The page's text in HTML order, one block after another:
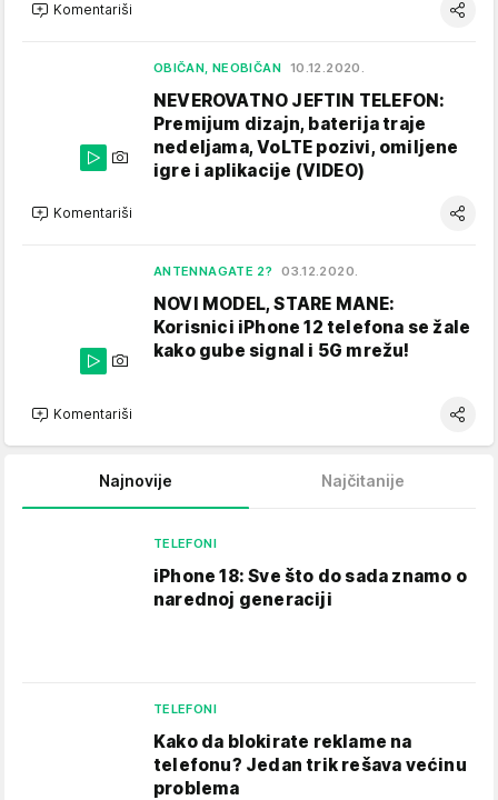
Komentariši
OBIČAN, NEOBIČAN 10.12.2020.
NEVEROVATNO JEFTIN TELEFON:
Premijum dizajn, baterija traje
nedeljama, VoLTE pozivi, omiljene
igre i aplikacije (VIDEO)
Komentariši
ANTENNAGATE 2? 03.12.2020.
NOVI MODEL, STARE MANE:
Korisnici iPhone 12 telefona se žale
kako gube signal i 5G mrežu!
Komentariši
Najnovije Najčitanije
TELEFONI
iPhone 18: Sve što do sada znamo o
narednoj generaciji
TELEFONI
Kako da blokirate reklame na
telefonu​? Jedan trik rešava većinu
problema